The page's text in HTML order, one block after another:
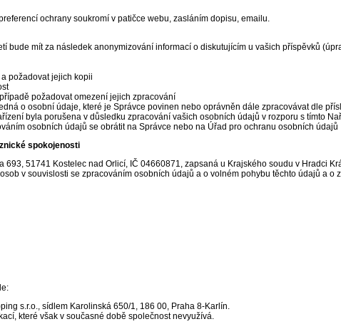
ochrany soukromí v patičce webu, zasláním dopisu, emailu.
bude mít za následek anonymizování informací o diskutujícím u vašich příspěvků
požadovat jejich kopii
požadovat omezení jejich zpracování
o osobní údaje, které je Správce povinen nebo oprávněn dále zpracovávat dle
byla porušena v důsledku zpracování vašich osobních údajů v rozporu s tímto
osobních údajů se obrátit na Správce nebo na Úřad pro ochranu osobních údajů
spokojenosti
693, 51741 Kostelec nad Orlicí, IČ 04660871, zapsaná u Krajského soudu v Hradci
v souvislosti se zpracováním osobních údajů a o volném pohybu těchto údajů a
s.r.o., sídlem Karolinská 650/1, 186 00, Praha 8-Karlín.
které však v současné době společnost nevyužívá.